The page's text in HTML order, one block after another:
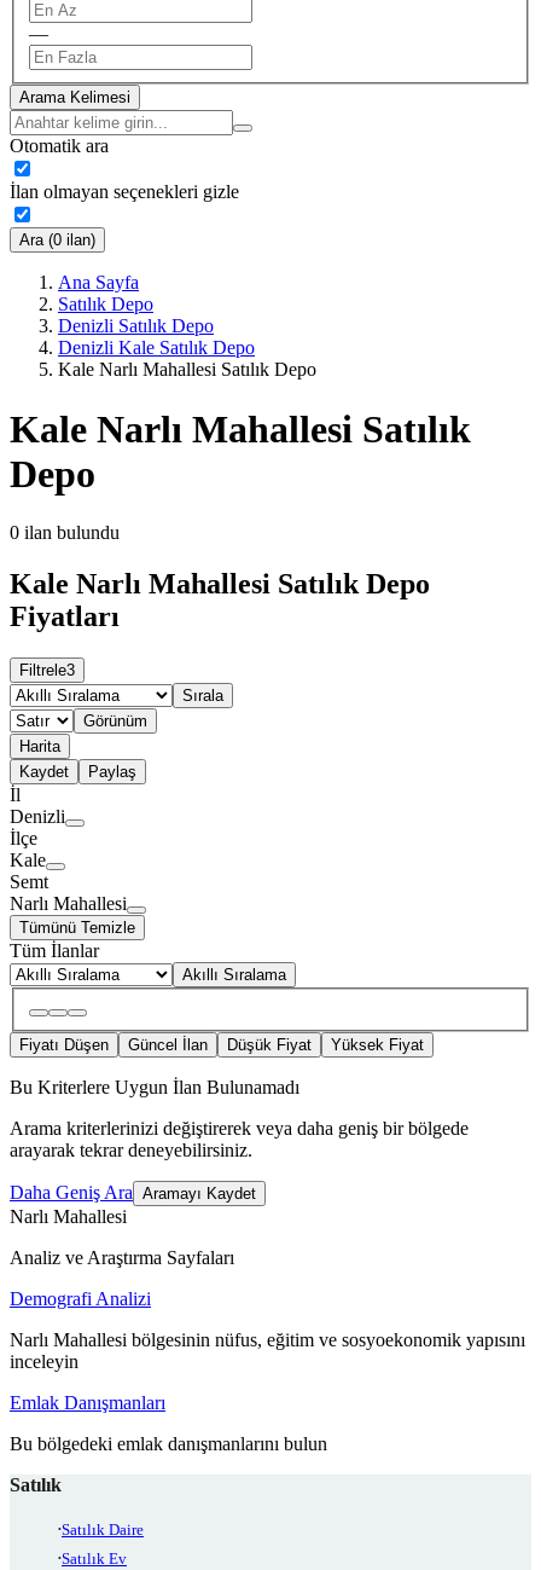
—
Arama Kelimesi
Otomatik ara
İlan olmayan seçenekleri gizle
Ara (0 ilan)
Ana Sayfa
Satılık Depo
Denizli Satılık Depo
Denizli Kale Satılık Depo
Kale Narlı Mahallesi Satılık Depo
Kale Narlı Mahallesi Satılık
Depo
0 ilan bulundu
Kale Narlı Mahallesi Satılık Depo
Fiyatları
Filtrele3
Sırala
Görünüm
Harita
Kaydet
Paylaş
İl
Denizli
İlçe
Kale
Semt
Narlı Mahallesi
Tümünü Temizle
Tüm İlanlar
Akıllı Sıralama
Fiyatı Düşen Güncel İlan Düşük Fiyat Yüksek Fiyat
Bu Kriterlere Uygun İlan Bulunamadı
Arama kriterlerinizi değiştirerek veya daha geniş bir bölgede
arayarak tekrar deneyebilirsiniz.
Daha Geniş Ara Aramayı Kaydet
Narlı Mahallesi
Analiz ve Araştırma Sayfaları
Demografi Analizi
Narlı Mahallesi bölgesinin nüfus, eğitim ve sosyoekonomik yapısını
inceleyin
Emlak Danışmanları
Bu bölgedeki emlak danışmanlarını bulun
Satılık
Satılık Daire
Satılık Ev